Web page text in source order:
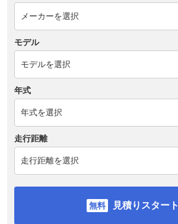
モデル
年式
走行距離
見積りスタート